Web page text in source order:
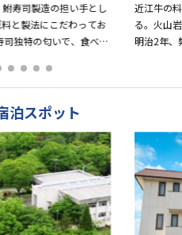
寿司製造の担い手とし
と製法にこだわってお
司独特の匂いで、食べず
近江牛の
る。火山
明治2年、
泊スポット